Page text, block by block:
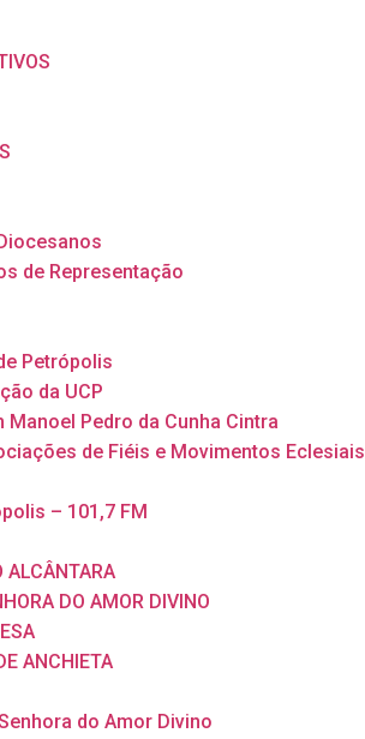
de Representação
Petrópolis
da UCP
Manoel Pedro da Cunha Cintra
de Fiéis e Movimentos Eclesiais
– 101,7 FM
ALCÂNTARA
DO AMOR DIVINO
ANCHIETA
do Amor Divino